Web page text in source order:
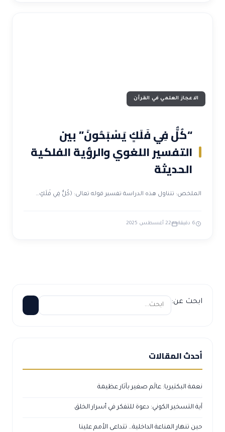
الاعجاز العلمي في القرآن
“كُلٌّ فِي فَلَكٍ يَسْبَحُونَ” بين
التفسير اللغوي والرؤية الفلكية
الحديثة
الملخص: تتناول هذه الدراسة تفسير قوله تعالى: ﴿كُلٌّ فِي فَلَكٍ…
6 دقيقة 22 أغسطس 2025
ابحث عن:
أحدث المقالات
نعمة البكتيريا: عالَم صغير بآثار عظيمة
آية التسخير الكوني: دعوة للتفكر في أسرار الخلق
حين تنهار المناعة الداخلية… تتداعى الأمم علينا